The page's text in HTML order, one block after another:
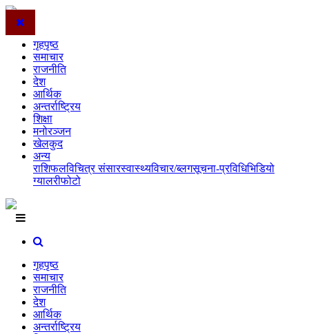
गृहपृष्ठ
समाचार
राजनीति
देश
आर्थिक
अन्तर्राष्ट्रिय
शिक्षा
मनोरञ्जन
खेलकुद
अन्य
राशिफलविचित्र संसारस्वास्थ्यविचार/ब्लगसूचना-प्रविधिभिडियो
ग्यालरीफोटो
गृहपृष्ठ
समाचार
राजनीति
देश
आर्थिक
अन्तर्राष्ट्रिय